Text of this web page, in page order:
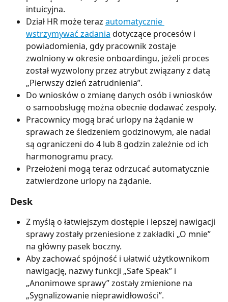
intuicyjna.
Dział HR może teraz automatycznie
wstrzymywać zadania dotyczące procesów i
powiadomienia, gdy pracownik zostaje
zwolniony w okresie onboardingu, jeżeli proces
został wyzwolony przez atrybut związany z datą
„Pierwszy dzień zatrudnienia”.
Do wniosków o zmianę danych osób i wniosków
o samoobsługę można obecnie dodawać zespoły.
Pracownicy mogą brać urlopy na żądanie w
sprawach ze śledzeniem godzinowym, ale nadal
są ograniczeni do 4 lub 8 godzin zależnie od ich
harmonogramu pracy.
Przełożeni mogą teraz odrzucać automatycznie
zatwierdzone urlopy na żądanie.
Desk
Z myślą o łatwiejszym dostępie i lepszej nawigacji
sprawy zostały przeniesione z zakładki „O mnie”
na główny pasek boczny.
Aby zachować spójność i ułatwić użytkownikom
nawigację, nazwy funkcji „Safe Speak” i
„Anonimowe sprawy” zostały zmienione na
„Sygnalizowanie nieprawidłowości”.